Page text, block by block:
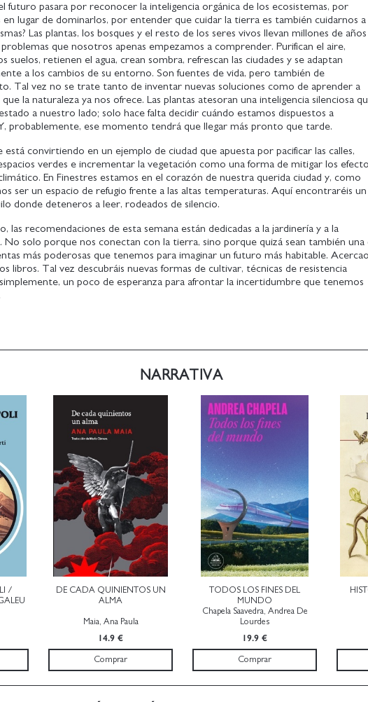
futuro pasara por reconocer la inteligencia orgánica de los ecosistemas, por
lugar de dominarlos, por entender que cuidar la tierra es también cuidarnos a
Las plantas, los bosques y el resto de los seres vivos llevan millones de años
que nosotros apenas empezamos a comprender. Purifican el aire,
suelos, retienen el agua, crean sombra, refrescan las ciudades y se adaptan
a los cambios de su entorno. Son fuentes de vida, pero también de
Tal vez no se trate tanto de inventar nuevas soluciones como de aprender a
la naturaleza ya nos ofrece. Las plantas atesoran una inteligencia silenciosa
a nuestro lado; solo hace falta decidir cuándo estamos dispuestos a
probablemente, ese momento tendrá que llegar más pronto que tarde.
está convirtiendo en un ejemplo de ciudad que apuesta por pacificar las calles,
verdes e incrementar la vegetación como una forma de mitigar los
En Finestres estamos en el corazón de nuestra querida ciudad y, como
ser un espacio de refugio frente a las altas temperaturas. Aquí encontraréis un
donde deteneros a leer, rodeados de silencio.
las recomendaciones de esta semana están dedicadas a la jardinería y a la
solo porque nos conectan con la tierra, sino porque quizá sean también una
más poderosas que tenemos para imaginar un futuro más habitable.
libros. Tal vez descubráis nuevas formas de cultivar, técnicas de resistencia
un poco de esperanza para afrontar la incertidumbre que tenemos
NARRATIVA
/
DE CADA QUINIENTOS UN
ALMA
Maia, Ana Paula
14.9 €
Comprar
TODOS LOS FINES DEL
MUNDO
Chapela Saavedra, Andrea De
Lourdes
19.9 €
Comprar